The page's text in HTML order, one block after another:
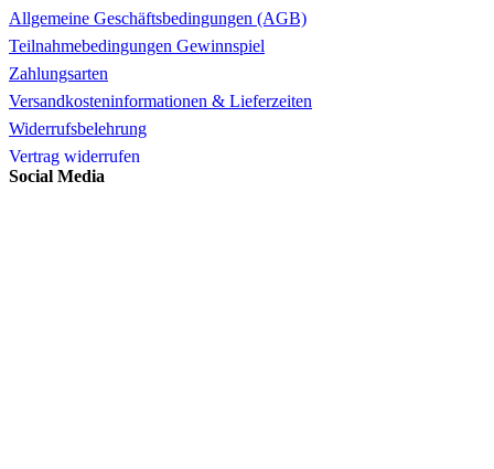
Allgemeine Geschäftsbedingungen (AGB)
Teilnahmebedingungen Gewinnspiel
Zahlungsarten
Versandkosteninformationen & Lieferzeiten
Widerrufsbelehrung
Vertrag widerrufen
Social Media